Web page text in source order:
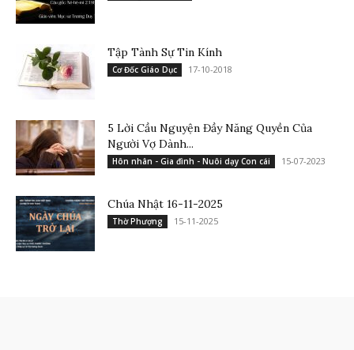
Tập Tành Sự Tin Kính
Cơ Đốc Giáo Dục 17-10-2018
5 Lời Cầu Nguyện Đầy Năng Quyền Của
Người Vợ Dành...
Hôn nhân - Gia đình - Nuôi dạy Con cái 15-07-2023
Chúa Nhật 16-11-2025
Thờ Phượng 15-11-2025